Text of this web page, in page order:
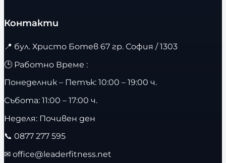
Контакти
📍 бул. Христо Ботев 67 гр. София / 1303
🕒 Работно Време :
Понеделник – Петък: 10:00 – 19:00 ч.
Събота: 11:00 – 17:00 ч.
Неделя: Почивен ден
📞 0877 277 595
✉ office@leaderfitness.net